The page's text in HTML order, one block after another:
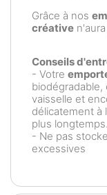
Grâce à nos
créative
Conseils
- Votre
biodégradable,
vaisselle et
délicatement à
plus longtemps.
- Ne pas
excessives